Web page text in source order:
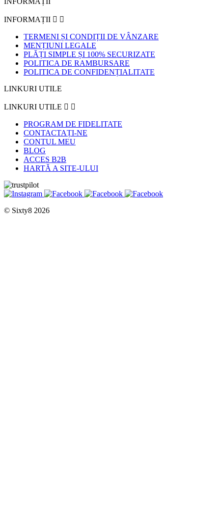
INFORMAȚII  
TERMENI ȘI CONDIȚII DE VÂNZARE
MENȚIUNI LEGALE
PLĂȚI SIMPLE ȘI 100% SECURIZATE
POLITICA DE RAMBURSARE
POLITICA DE CONFIDENȚIALITATE
LINKURI UTILE
LINKURI UTILE  
PROGRAM DE FIDELITATE
CONTACTAȚI-NE
CONTUL MEU
BLOG
ACCES B2B
HARTĂ A SITE-ULUI
© Sixty8 2026